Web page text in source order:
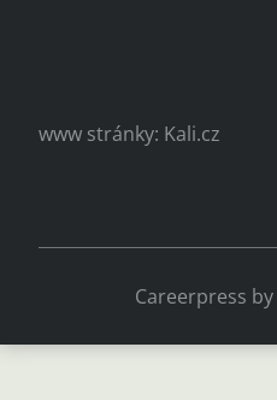
www stránky: Kali.cz
Careerpress by